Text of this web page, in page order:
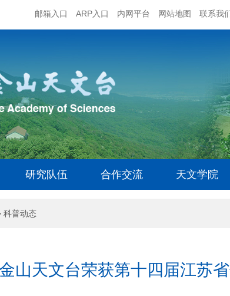
邮箱入口 ARP入口 内网平台 网站地图 联系我
研究队伍 合作交流 天文学院
科普动态
山天文台荣获第十四届江苏